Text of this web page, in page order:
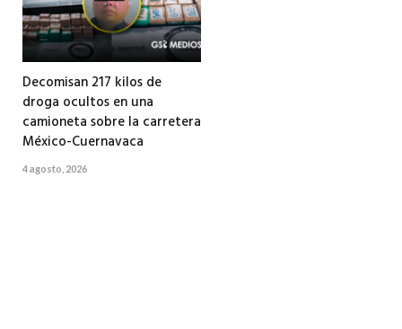
Decomisan 217 kilos de
droga ocultos en una
camioneta sobre la carretera
México-Cuernavaca
4 agosto, 2026